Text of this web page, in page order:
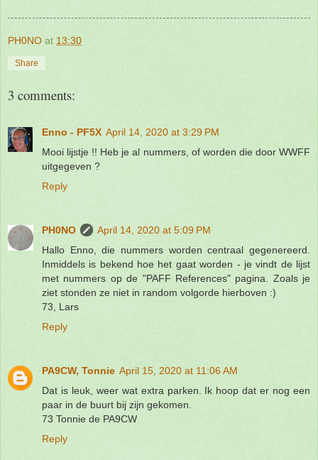
PH0NO at 13:30
Share
3 comments:
Enno - PF5X April 14, 2020 at 3:29 PM
Mooi lijstje !! Heb je al nummers, of worden die door WWFF
uitgegeven ?
Reply
PH0NO
April 14, 2020 at 5:09 PM
Hallo Enno, die nummers worden centraal gegenereerd.
Inmiddels is bekend hoe het gaat worden - je vindt de lijst
met nummers op de "PAFF References" pagina. Zoals je
ziet stonden ze niet in random volgorde hierboven :)
73, Lars
Reply
PA9CW, Tonnie April 15, 2020 at 11:06 AM
Dat is leuk, weer wat extra parken. Ik hoop dat er nog een
paar in de buurt bij zijn gekomen.
73 Tonnie de PA9CW
Reply